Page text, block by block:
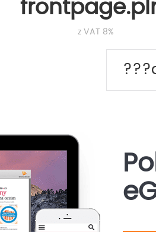
z VAT 8%